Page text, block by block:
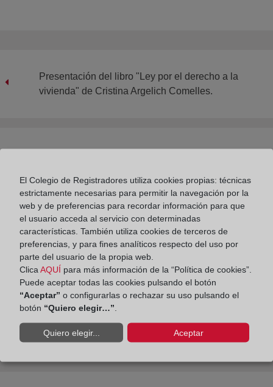
Presentación del libro "Ley por el derecho a la
vivienda" de Cristina Argelich Comelles.
Chacel, y Cartas a un joven poeta, de Rainer Maria
Rilke.
El Colegio de Registradores utiliza cookies propias: técnicas
estrictamente necesarias para permitir la navegación por la
web y de preferencias para recordar información para que
el usuario acceda al servicio con determinadas
características. También utiliza cookies de terceros de
preferencias, y para fines analíticos respecto del uso por
parte del usuario de la propia web.
Clica AQUÍ para más información de la “Política de cookies”.
Puede aceptar todas las cookies pulsando el botón
“Aceptar” o configurarlas o rechazar su uso pulsando el
botón “Quiero elegir…”
Quiero elegir... Aceptar